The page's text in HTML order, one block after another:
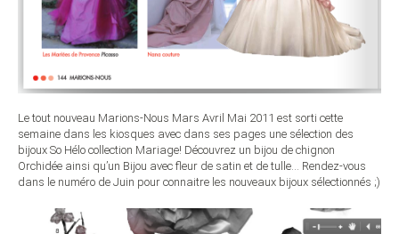
Le tout nouveau Marions-Nous Mars Avril Mai 2011 est sorti cette
semaine dans les kiosques avec dans ses pages une sélection des
bijoux So Hélo collection Mariage! Découvrez un bijou de chignon
Orchidée ainsi qu’un Bijou avec fleur de satin et de tulle… Rendez-vous
dans le numéro de Juin pour connaitre les nouveaux bijoux sélectionnés ;)